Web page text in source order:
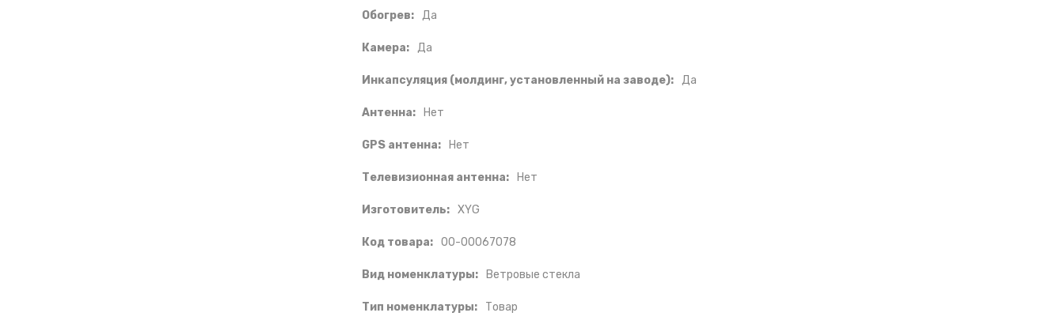
Обогрев: Да
Камера: Да
Инкапсуляция (молдинг, установленный на заводе): Да
Антенна: Нет
GPS антенна: Нет
Телевизионная антенна: Нет
Изготовитель: XYG
Код товара: 00-00067078
Вид номенклатуры: Ветровые стекла
Тип номенклатуры: Товар